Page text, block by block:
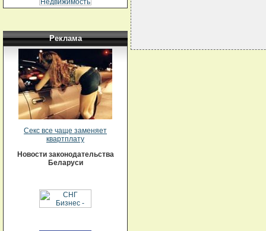
Реклама
Секс все чаще заменяет
квартплату
Новости законодательства
Беларуси